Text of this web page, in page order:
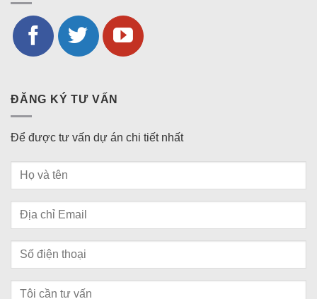
ĐĂNG KÝ TƯ VẤN
Để được tư vấn dự án chi tiết nhất